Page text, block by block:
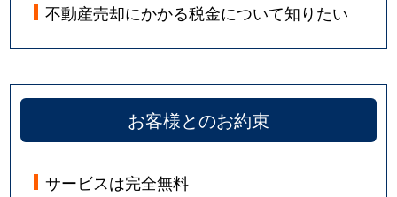
不動産売却にかかる税金について知りたい
お客様とのお約束
サービスは完全無料